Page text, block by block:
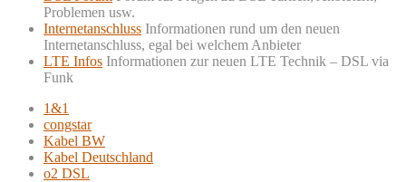
Problemen usw.
Internetanschluss Informationen rund um den neuen
Internetanschluss, egal bei welchem Anbieter
LTE Infos Informationen zur neuen LTE Technik – DSL via
Funk
1&1
congstar
Kabel BW
Kabel Deutschland
o2 DSL